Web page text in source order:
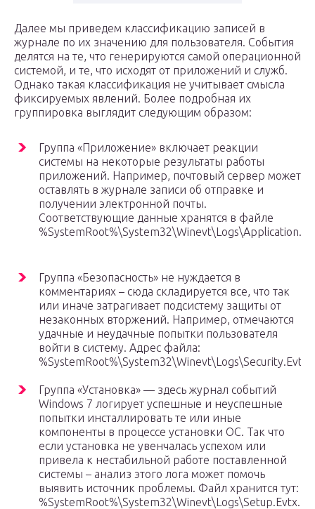
Далее мы приведем классификацию записей в
журнале по их значению для пользователя. События
делятся на те, что генерируются самой операционной
системой, и те, что исходят от приложений и служб.
Однако такая классификация не учитывает смысла
фиксируемых явлений. Более подробная их
группировка выглядит следующим образом:
Группа «Приложение» включает реакции
системы на некоторые результаты работы
приложений. Например, почтовый сервер может
оставлять в журнале записи об отправке и
получении электронной почты.
Соответствующие данные хранятся в файле
Группа «Безопасность» не нуждается в
комментариях – сюда складируется все, что так
или иначе затрагивает подсистему защиты от
незаконных вторжений. Например, отмечаются
удачные и неудачные попытки пользователя
войти в систему. Адрес файла:
%SystemRoot%\System32\Winevt\Logs\Security.Evtx.
Группа «Установка» — здесь журнал событий
Windows 7 логирует успешные и неуспешные
попытки инсталлировать те или иные
компоненты в процессе установки ОС. Так что
если установка не увенчалась успехом или
привела к нестабильной работе поставленной
системы – анализ этого лога может помочь
выявить источник проблемы. Файл хранится тут:
%SystemRoot%\System32\Winevt\Logs\Setup.Evtx.